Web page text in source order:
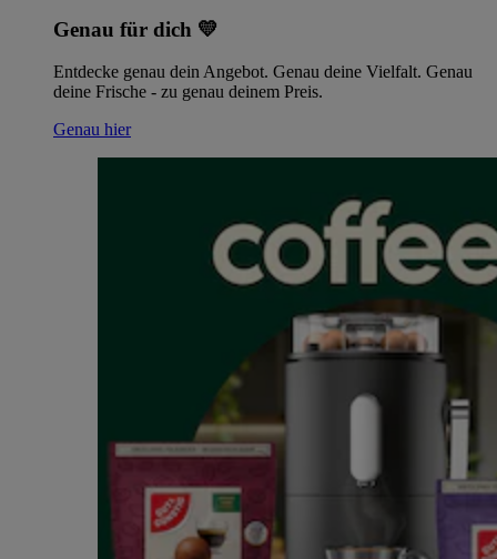
Genau für dich 💛
Entdecke genau dein Angebot. Genau deine Vielfalt. Genau
deine Frische - zu genau deinem Preis.
Genau hier